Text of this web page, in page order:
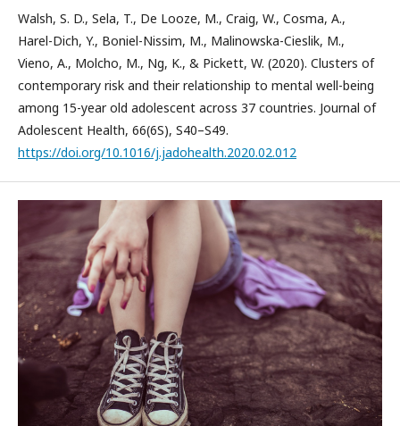
Walsh, S. D., Sela, T., De Looze, M., Craig, W., Cosma, A.,
Harel-Dich, Y., Boniel-Nissim, M., Malinowska-Cieslik, M.,
Vieno, A., Molcho, M., Ng, K., & Pickett, W. (2020). Clusters of
contemporary risk and their relationship to mental well-being
among 15-year old adolescent across 37 countries. Journal of
Adolescent Health, 66(6S), S40–S49.
https://doi.org/10.1016/j.jadohealth.2020.02.012